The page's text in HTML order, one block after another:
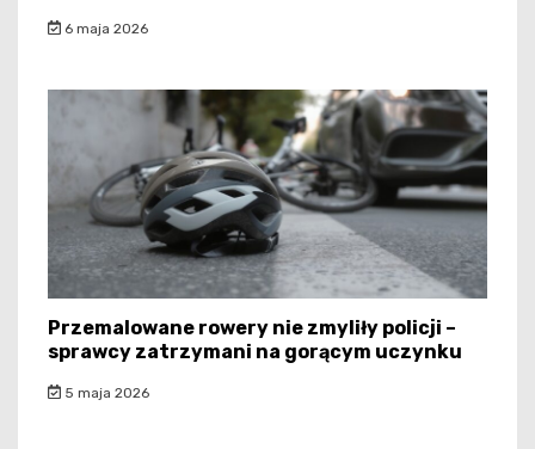
6 maja 2026
Przemalowane rowery nie zmyliły policji –
sprawcy zatrzymani na gorącym uczynku
5 maja 2026